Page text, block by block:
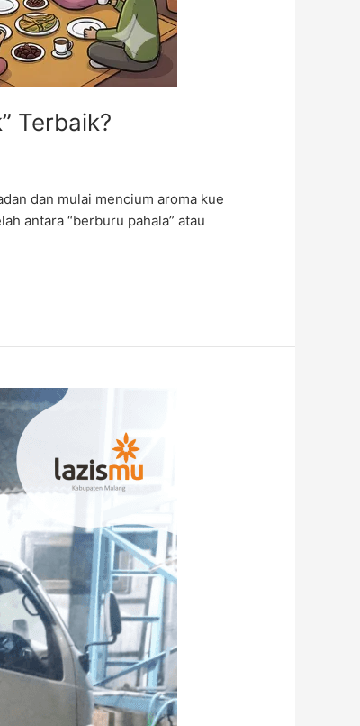
Terbaik?
dan mulai mencium aroma kue
antara “berburu pahala” atau